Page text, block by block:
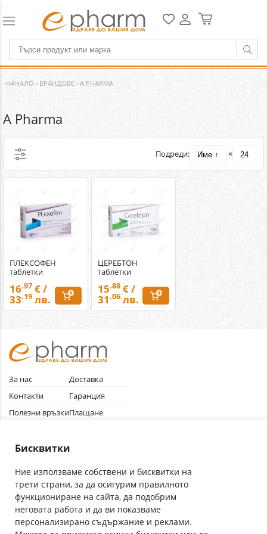
НАЧАЛО › БРАНДОВЕ › A PHARMA
A Pharma
Подреди: Име ↑ × 24
ПЛЕКСОФЕН
таблетки
16.97 € /
33.19 лв.
ЦЕРЕБТОН
таблетки
15.88€ /
31.06лв.
За нас
Контакти
Полезни връзки
Общи условия
Доставка
Гаранция
Плащане
Абонирай се за нашия бюлетин
Бисквитки
Ние използваме собствени и бисквитки на
трети страни, за да осигурим правилното
функциониране на сайта, да подобрим
неговата работа и да ви показваме
персонализирано съдържание и реклами.